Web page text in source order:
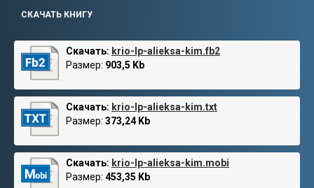
СКАЧАТЬ КНИГУ
Скачать: krio-lp-alieksa-kim.fb2
Размер: 903,5 Kb
Скачать: krio-lp-alieksa-kim.txt
Размер: 373,24 Kb
Скачать: krio-lp-alieksa-kim.mobi
Размер: 453,35 Kb